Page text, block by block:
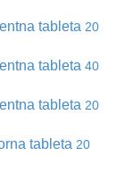
tableta 20
tableta 40
tableta 20
tableta 20